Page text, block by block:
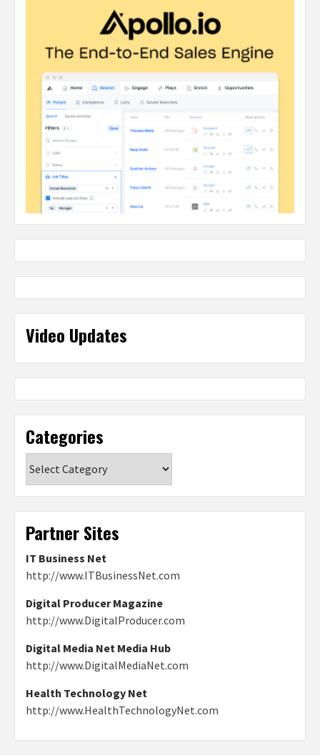
Video Updates
Categories
Partner Sites
IT Business Net
http://www.ITBusinessNet.com
Digital Producer Magazine
http://www.DigitalProducer.com
Digital Media Net Media Hub
http://www.DigitalMediaNet.com
Health Technology Net
http://www.HealthTechnologyNet.com